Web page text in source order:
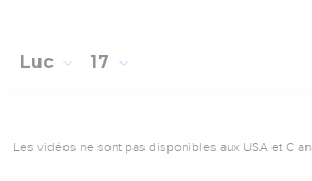
Luc 17
Les vidéos ne sont pas disponibles aux USA et C